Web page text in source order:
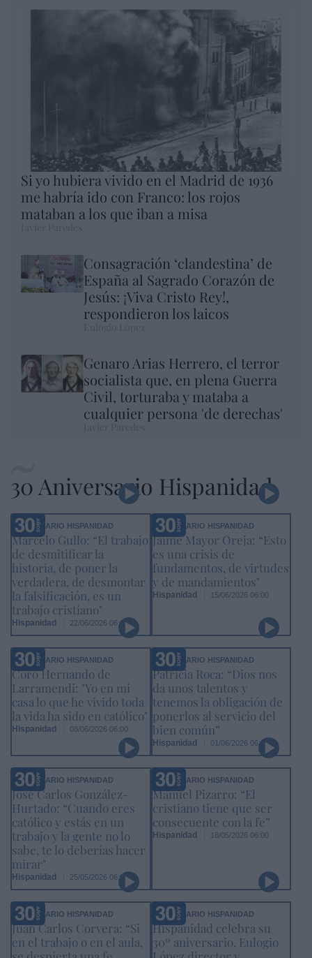
Si yo hubiera vivido en el Madrid de 1936
me habría ido con Franco: los rojos
mataban a los que iban a misa
Consagración ‘clandestina’ de
España al Sagrado Corazón de
Jesús: ¡Viva Cristo Rey!,
respondieron los laicos
Genaro Arias Herrero, el terror
socialista que, en plena Guerra
Civil, torturaba y mataba a
cualquier persona 'de derechas'
30 Aniversario Hispanidad
ANIVERSARIO HISPANIDAD
Marcelo Gullo: “El trabajo
de desmitificar la
historia, de poner la
verdadera, de desmontar
la falsificación, es un
trabajo cristiano"
Hispanidad 22/06/2026 06:00
ANIVERSARIO HISPANIDAD
Jaime Mayor Oreja: “Esto
es una crisis de
fundamentos, de virtudes
y de mandamientos"
Hispanidad 15/06/2026 06:00
ANIVERSARIO HISPANIDAD
Coro Hernando de
Larramendi: "Yo en mi
casa lo que he vivido toda
la vida ha sido en católico"
Hispanidad 08/06/2026 06:00
ANIVERSARIO HISPANIDAD
Patricia Roca: “Dios nos
da unos talentos y
tenemos la obligación de
ponerlos al servicio del
bien común”
Hispanidad 01/06/2026 06:00
ANIVERSARIO HISPANIDAD
José Carlos González-
Hurtado: “Cuando eres
católico y estás en un
trabajo y la gente no lo
sabe, te lo deberías hacer
mirar"
Hispanidad 25/05/2026 06:00
ANIVERSARIO HISPANIDAD
Manuel Pizarro: “El
cristiano tiene que ser
consecuente con la fe”
Hispanidad 18/05/2026 06:00
ANIVERSARIO HISPANIDAD
Juan Carlos Corvera: “Si
en el trabajo o en el aula,
ANIVERSARIO HISPANIDAD
Hispanidad celebra su
30º aniversario. Eulogio